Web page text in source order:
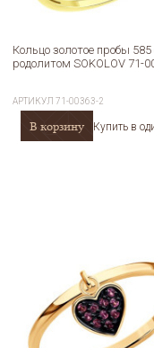
Кольцо золотое пробы 585
родолитом SOKOLOV 71-
АРТИКУЛ 71-00363-2
В корзину Купить в